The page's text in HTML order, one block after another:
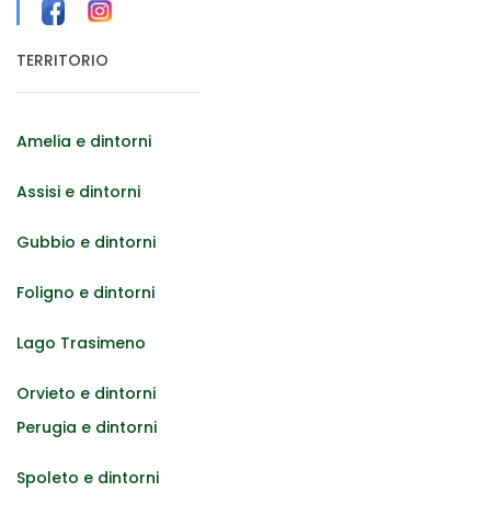
TERRITORIO
Amelia e dintorni
Assisi e dintorni
Gubbio e dintorni
Foligno e dintorni
Lago Trasimeno
Orvieto e dintorni
Perugia e dintorni
Spoleto e dintorni